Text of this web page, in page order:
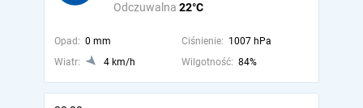
Odczuwalna 22°C
Opad: 0 mm Ciśnienie: 1007 hPa
Wiatr:
4 km/h Wilgotność: 84%